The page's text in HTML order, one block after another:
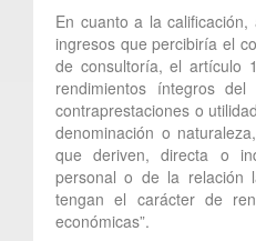
En cuanto a la
ingresos que percibiría el
de consultoría, el artículo
rendimientos íntegros
contraprestaciones o
denominación o
que deriven, directa o
personal o de la relación
tengan el carácter de
económicas”.